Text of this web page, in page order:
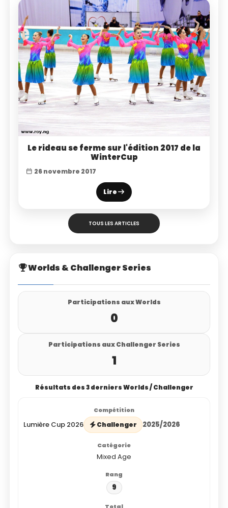
Le rideau se ferme sur l'édition 2017 de la
WinterCup
26 novembre 2017
Lire
TOUS LES ARTICLES
Worlds & Challenger Series
Participations aux Worlds
0
Participations aux Challenger Series
1
Résultats des 3 derniers Worlds / Challenger
Lumière Cup 2026 Challenger 2025/2026
Mixed Age
9